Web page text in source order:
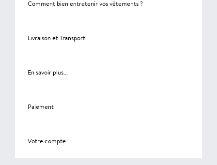
Comment bien entretenir vos vêtements ?
Livraison et Transport
En savoir plus...
Paiement
Votre compte